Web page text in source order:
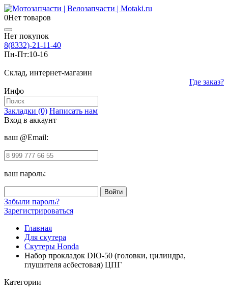
0Нет товаров
Нет покупок
8(8332)-21-11-40
Пн-Пт:10-16
Склад, интернет-магазин
Где заказ?
Инфо
Закладки (0) Написать нам
Вход в аккаунт
ваш @Email:
ваш пароль:
Забыли пароль?
Зарегистрироваться
Главная
Для скутера
Скутеры Honda
Набор прокладок DIO-50 (головки, цилиндра,
глушителя асбестовая) ЦПГ
Категории